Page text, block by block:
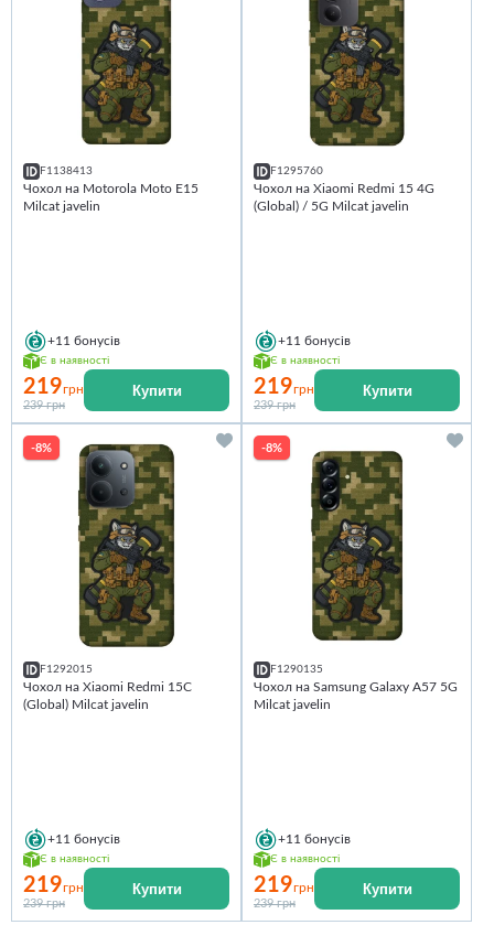
F1138413
Чохол на Motorola Moto E15
Milcat javelin
+11 бонусів
Є в наявності
219грн
239 грн
Купити
F1295760
Чохол на Xiaomi Redmi 15 4G
(Global) / 5G Milcat javelin
+11 бонусів
Є в наявності
219грн
239 грн
Купити
-8%
F1292015
Чохол на Xiaomi Redmi 15C
(Global) Milcat javelin
+11 бонусів
Є в наявності
219грн
239 грн
Купити
-8%
F1290135
Чохол на Samsung Galaxy A57 5G
Milcat javelin
+11 бонусів
Є в наявності
219грн
239 грн
Купити